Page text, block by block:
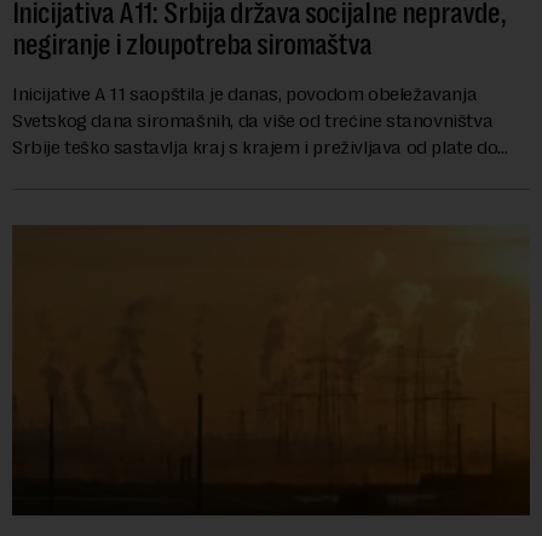
Inicijativa A11: Srbija država socijalne nepravde,
negiranje i zloupotreba siromaštva
Inicijative A 11 saopštila je danas, povodom obeležavanja
Svetskog dana siromašnih, da više od trećine stanovništva
Srbije teško sastavlja kraj s krajem i preživljava od plate do